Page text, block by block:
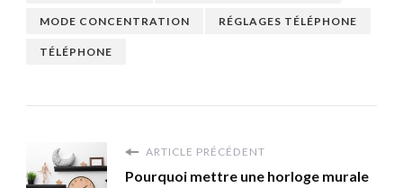
MODE CONCENTRATION RÉGLAGES TÉLÉPHONE
TÉLÉPHONE
ARTICLE PRÉCÉDENT
Pourquoi mettre une horloge murale